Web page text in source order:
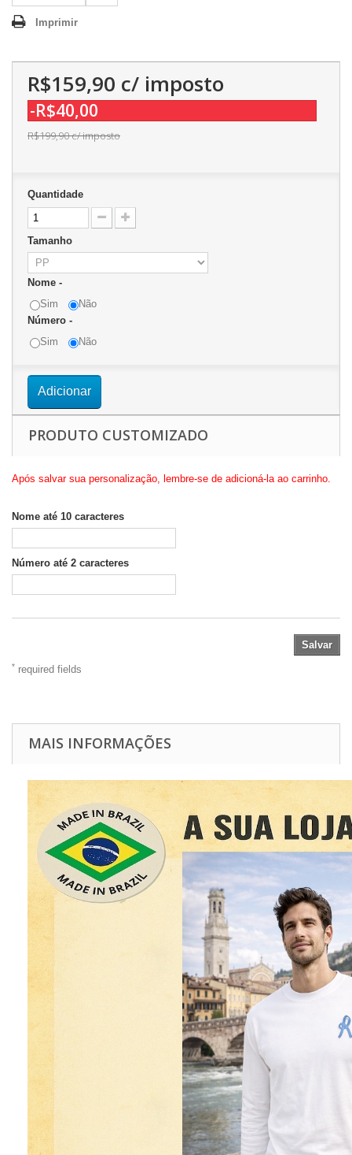
Imprimir
R$159,90 c/ imposto
-R$40,00
R$199,90c/ imposto
Quantidade
Tamanho
Nome -
Sim
Não
Número -
Sim
Não
Adicionar
PRODUTO CUSTOMIZADO
Após salvar sua personalização, lembre-se de adicioná-la ao carrinho.
Nome até 10 caracteres
Número até 2 caracteres
Salvar
* required fields
MAIS INFORMAÇÕES